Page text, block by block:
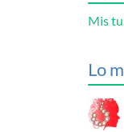
Mis
Lo